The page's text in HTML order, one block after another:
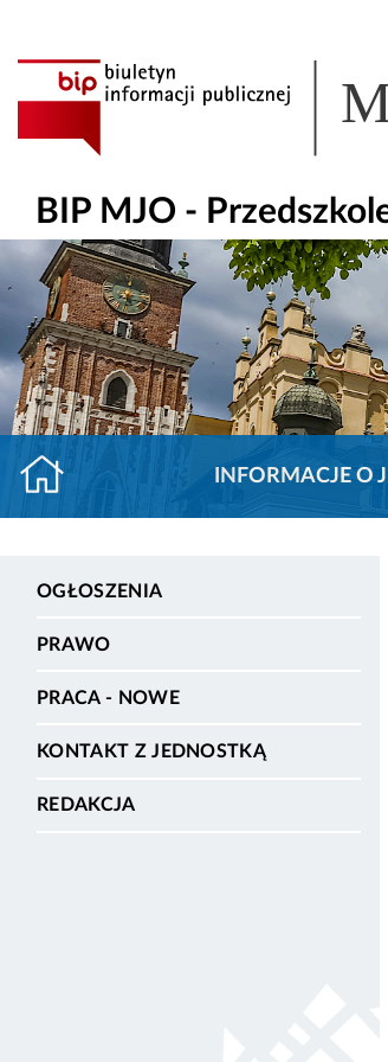
BIP MJO -
INFORMACJE O
OGŁOSZENIA
PRAWO
PRACA - NOWE
KONTAKT Z JEDNOSTKĄ
REDAKCJA